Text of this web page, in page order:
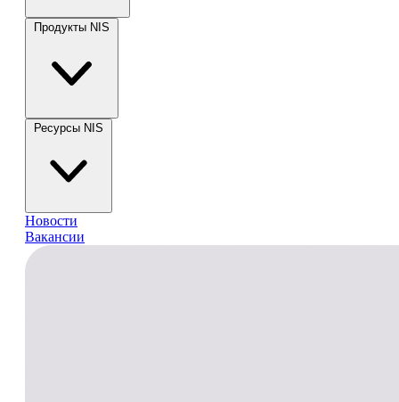
Продукты NIS
Ресурсы NIS
Новости
Вакансии